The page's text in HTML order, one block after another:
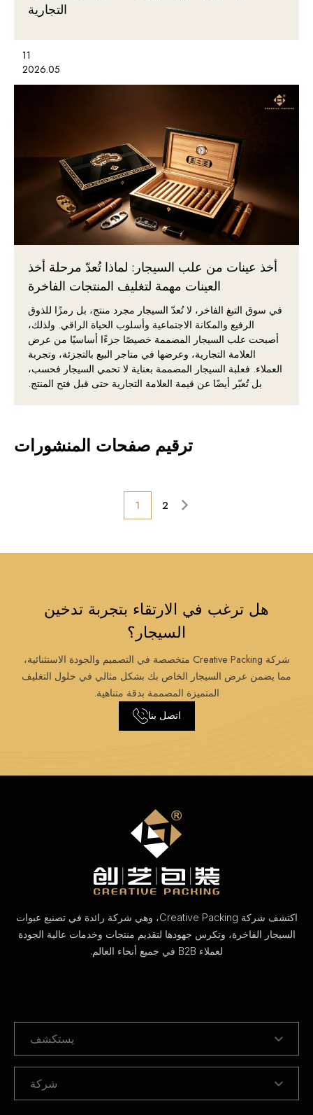
التجارية
11
2026.05
أخذ عينات من علب السيجار: لماذا تُعدّ مرحلة أخذ
العينات مهمة لتغليف المنتجات الفاخرة
في سوق التبغ الفاخر، لا تُعدّ السيجار مجرد منتج، بل رمزًا للذوق
الرفيع والمكانة الاجتماعية وأسلوب الحياة الراقي. ولذلك،
أصبحت علب السيجار المصممة خصيصًا جزءًا أساسيًا من عرض
العلامة التجارية، وعرضها في متاجر البيع بالتجزئة، وتجربة
العملاء. فعلبة السيجار المصممة بعناية لا تحمي السيجار فحسب،
بل تُعبّر أيضًا عن قيمة العلامة التجارية حتى قبل فتح المنتج.
ترقيم صفحات المنشورات
1 2
هل ترغب في الارتقاء بتجربة تدخين
السيجار؟
شركة Creative Packing متخصصة في التصميم والجودة الاستثنائية،
مما يضمن عرض السيجار الخاص بك بشكل مثالي في حلول التغليف
المتميزة المصممة بدقة متناهية.
اتصل بنا
اكتشف شركة Creative Packing، وهي شركة رائدة في تصنيع عبوات
السيجار الفاخرة، وتكرس جهودها لتقديم منتجات وخدمات عالية الجودة
لعملاء B2B في جميع أنحاء العالم.
يستكشف
شركة